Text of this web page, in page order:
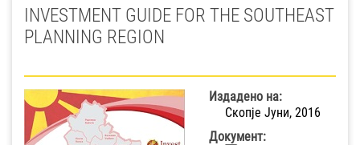
INVESTMENT GUIDE FOR THE SOUTHEAST
PLANNING REGION
Издадено на:
Скопје Јуни, 2016
Документ: